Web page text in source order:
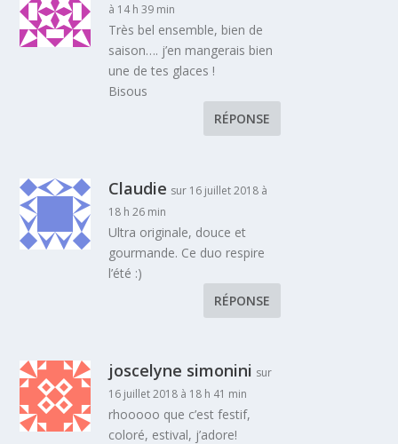
à 14 h 39 min
Très bel ensemble, bien de
saison…. j’en mangerais bien
une de tes glaces !
Bisous
RÉPONSE
Claudie sur 16 juillet 2018 à
18 h 26 min
Ultra originale, douce et
gourmande. Ce duo respire
l’été :)
RÉPONSE
joscelyne simonini sur
16 juillet 2018 à 18 h 41 min
rhooooo que c’est festif,
coloré, estival, j’adore!